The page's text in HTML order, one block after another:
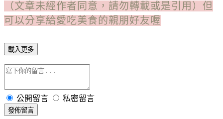
（文章未經作者同意，請勿轉載或是引用）但
可以分享給愛吃美食的親朋好友喔
載入更多
公開留言 私密留言
發佈留言